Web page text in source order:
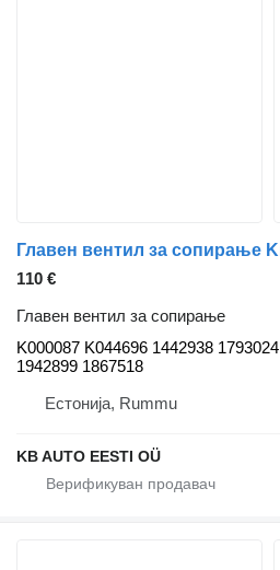
110 €
Главен вентил за сопирање
K000087 K044696 1442938 1793024
1942899 1867518
Естонија, Rummu
KB AUTO EESTI OÜ